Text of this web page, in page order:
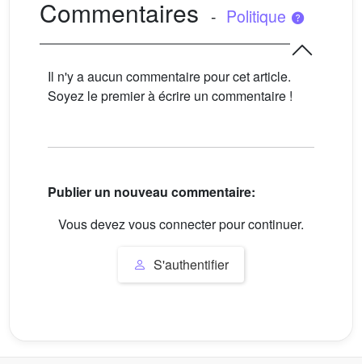
Commentaires - Politique
Il n'y a aucun commentaire pour cet article.
Soyez le premier à écrire un commentaire !
Publier un nouveau commentaire:
Vous devez vous connecter pour continuer.
S'authentifier